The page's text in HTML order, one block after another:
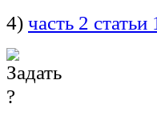
4) часть 2 статьи